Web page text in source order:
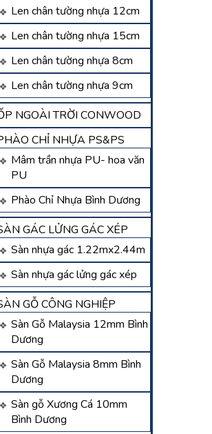
Len chân tường nhựa 12cm
Len chân tường nhựa 15cm
Len chân tường nhựa 8cm
Len chân tường nhựa 9cm
NGOÀI TRỜI CONWOOD
CHỈ NHỰA PS&PS
Mâm trần nhựa PU- hoa văn
PU
Phào Chỉ Nhựa Bình Dương
GÁC LỬNG GÁC XÉP
Sàn nhựa gác 1.22mx2.44m
Sàn nhựa gác lửng gác xép
GỖ CÔNG NGHIỆP
Sàn Gỗ Malaysia 12mm Bình
Dương
Sàn Gỗ Malaysia 8mm Bình
Dương
Sàn gỗ Xương Cá 10mm
Bình Dương
trần, tường nhựa
thới tam thôn
– hồ chí minh
Liên hệ
thi công trần ,
nhựa lam sóng
thới thượng hóc